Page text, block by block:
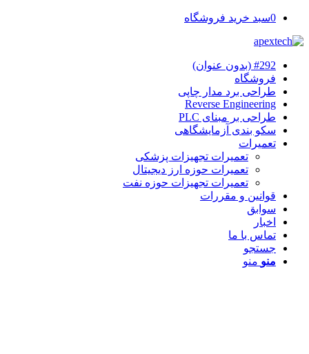
0سبد خرید فروشگاه
#292 (بدون عنوان)
فروشگاه
طراحی برد مدار چاپی
Reverse Engineering
طراحی بر مبنای PLC
سکو بندی آزمایشگاهی
تعمیرات
تعمیرات تجهیزات پزشکی
تعمیرات حوزه ارز دیجیتال
تعمیرات تجهیزات حوزه نفت
قوانین و مقررات
سوابق
اخبار
تماس با ما
جستجو
منو منو